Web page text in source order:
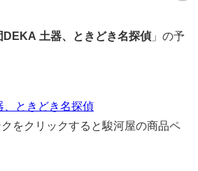
DEKA 土器、ときどき名探偵 」の予
、ときどき名探偵
をクリックすると駿河屋の商品ペ